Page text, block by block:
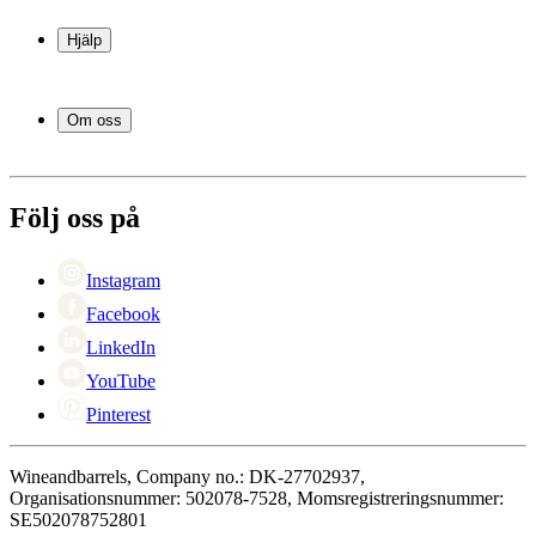
Vinställ
Vinmöbler
Hjälp
Leverans
Service
Retur
Om oss
Karriär
Black Friday
Cyber Monday
Följ oss på
Instagram
Facebook
LinkedIn
YouTube
Pinterest
Wineandbarrels, Company no.: DK-27702937,
Organisationsnummer: 502078-7528, Momsregistreringsnummer:
SE502078752801